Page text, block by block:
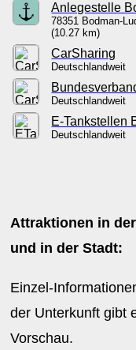
Anlegestelle
78351 Bodman-
(10.27 km)
CarSharing
Deutschlandweit
Deutschlandweit
E-Tankstellen
Deutschlandweit
Attraktionen in
und in der Stadt:
Einzel-
der Unterkunft gibt
Vorschau.